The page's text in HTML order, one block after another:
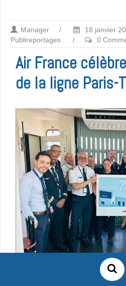
Manager / 18 janvier
Publireportages
/ 0
Air France
de la ligne Paris-